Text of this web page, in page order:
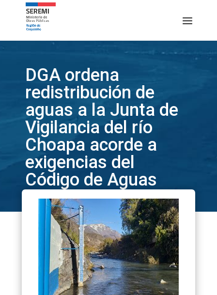
DGA ordena
redistribución de
aguas a la Junta de
Vigilancia del río
Choapa acorde a
exigencias del
Código de Aguas